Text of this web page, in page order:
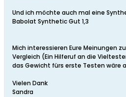
Und ich möchte auch mal eine
Babolat Synthetic Gut 1,3
Mich interessieren Eure Meinungen
Vergleich (Ein Hilferuf an die
das Gewicht fürs erste Testen wäre
Vielen Dank
Sandra